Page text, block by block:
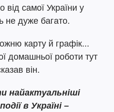
самої України у
не дуже багато.
карту й графік...
домашньої роботи тут
він.
найактуальніші
в Україні –